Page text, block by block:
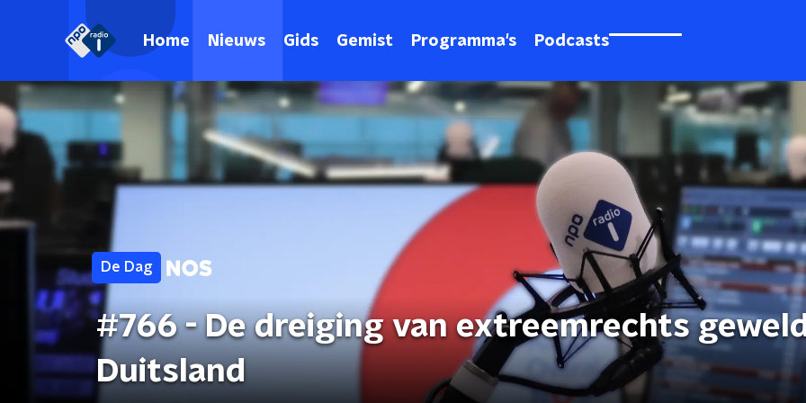
Home Nieuws Gids Gemist Programma's Podcasts
De Dag
#766 - De dreiging van extreemrechts
Duitsland